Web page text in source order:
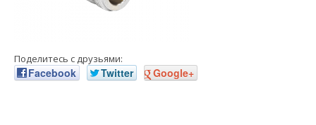
Поделитесь с друзьями:
Facebook Twitter Google+